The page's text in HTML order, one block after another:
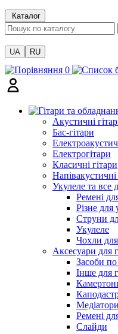
Каталог
UA RU
0
Акустичні
Бас-гітари
Електрогітари
Класичні гітари
Напівакустичні
Укулеле та все
Ремені
Різне для
Струни
Укулеле
Чохли
Аксесуари для
Засоби
Інше для
Медіатори
Ремені
Слайди